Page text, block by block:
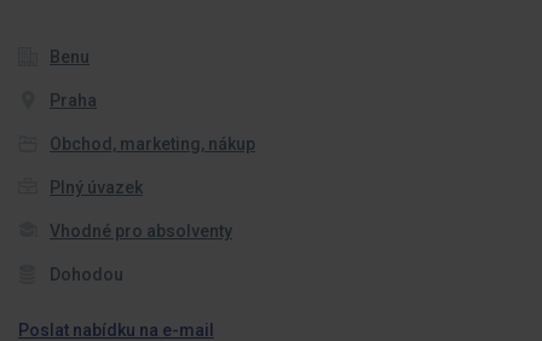
Benu
Praha
Obchod, marketing, nákup
Plný úvazek
Vhodné pro absolventy
Dohodou
Poslat nabídku na e-mail